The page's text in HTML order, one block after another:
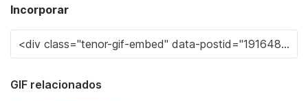
Incorporar
GIF relacionados